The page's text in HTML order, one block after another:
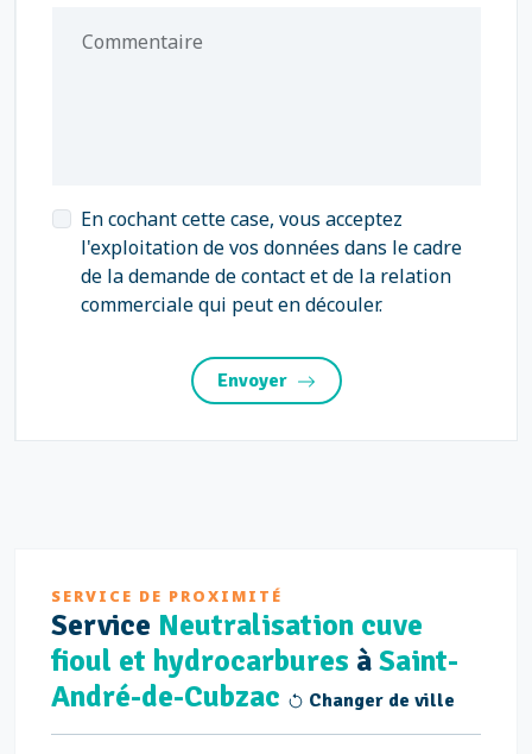
Commentaire
En cochant cette case, vous acceptez
l'exploitation de vos données dans le cadre
de la demande de contact et de la relation
commerciale qui peut en découler.
Envoyer
SERVICE DE PROXIMITÉ
Service Neutralisation cuve
fioul et hydrocarbures àSaint-
André-de-Cubzac
Changer de ville